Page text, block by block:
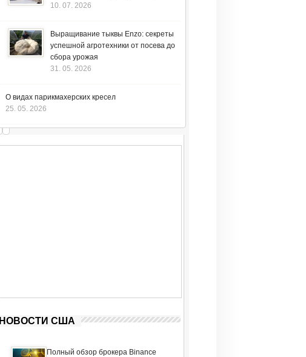
10. 07. 2026
Выращивание тыквы Enzo: секреты
успешной агротехники от посева до
сбора урожая
31. 05. 2026
О видах парикмахерских кресел
25. 05. 2026
НОВОСТИ США
Полный обзор брокера Binance